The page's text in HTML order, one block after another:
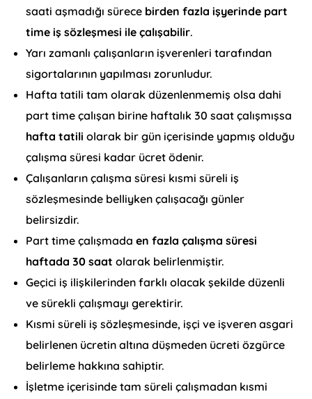
saati aşmadığı sürece birden fazla işyerinde part
time iş sözleşmesi ile çalışabilir.
Yarı zamanlı çalışanların işverenleri tarafından
sigortalarının yapılması zorunludur.
Hafta tatili tam olarak düzenlenmemiş olsa dahi
part time çalışan birine haftalık 30 saat çalışmışsa
hafta tatili olarak bir gün içerisinde yapmış olduğu
çalışma süresi kadar ücret ödenir.
Çalışanların çalışma süresi kısmi süreli iş
sözleşmesinde belliyken çalışacağı günler
belirsizdir.
Part time çalışmadaen fazla çalışma süresi
haftada 30 saat olarak belirlenmiştir.
Geçici iş ilişkilerinden farklı olacak şekilde düzenli
ve sürekli çalışmayı gerektirir.
Kısmi süreli iş sözleşmesinde, işçi ve işveren asgari
belirlenen ücretin altına düşmeden ücreti özgürce
belirleme hakkına sahiptir.
İşletme içerisinde tam süreli çalışmadan kısmi